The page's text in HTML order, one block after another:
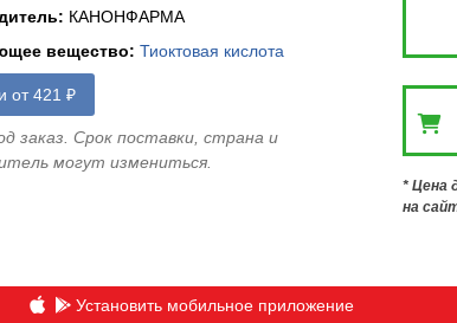
: КАНОНФАРМА
вещество: Тиоктовая кислота
от 421 ₽
заказ. Срок поставки, страна и
могут измениться.
* Цена
на
Установить мобильное приложение